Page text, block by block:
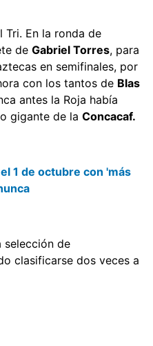
Tri. En la ronda de
de Gabriel Torres, para
en semifinales, por
con los tantos de Blas
antes la Roja había
gigante de la Concacaf.
1 de octubre con 'más
selección de
clasificarse dos veces a